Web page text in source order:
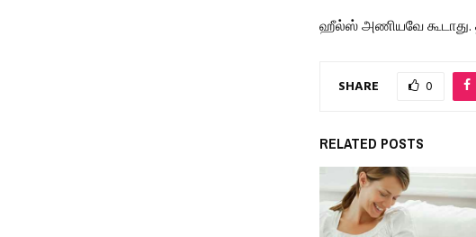
ஹீல்ஸ் அணியவே கூடாது.
SHARE 0
RELATED POSTS